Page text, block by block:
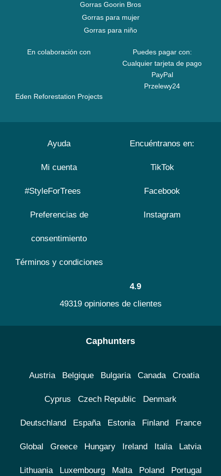
Gorras Goorin Bros
Gorras para mujer
Gorras para niño
En colaboración con
Eden Reforestation Projects
Puedes pagar con:
Cualquier tarjeta de pago
PayPal
Przelewy24
Ayuda
Mi cuenta
#StyleForTrees
Preferencias de
consentimiento
Términos y condiciones
Encuéntranos en:
TikTok
Facebook
Instagram
4.9
49319 opiniones de clientes
Caphunters
Austria Belgique Bulgaria Canada Croatia
Cyprus Czech Republic Denmark
Deutschland España Estonia Finland France
Global Greece Hungary Ireland Italia Latvia
Lithuania Luxembourg Malta Poland Portugal